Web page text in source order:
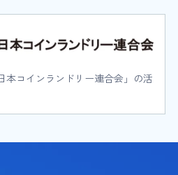
本コインランドリー連合会」の活